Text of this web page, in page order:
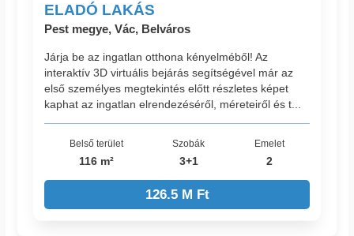
ELADÓ LAKÁS
Pest megye, Vác, Belváros
Járja be az ingatlan otthona kényelméből! Az
interaktív 3D virtuális bejárás segítségével már az
első személyes megtekintés előtt részletes képet
kaphat az ingatlan elrendezéséről, méreteiről és t...
Belső terület
116 m²
Szobák
3+1
Emelet
2
126.5 M Ft